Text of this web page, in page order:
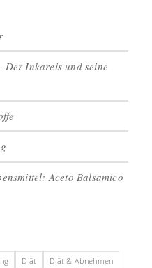
Der Inkareis und seine
Aceto Balsamico
Diät
Diät & Abnehmen